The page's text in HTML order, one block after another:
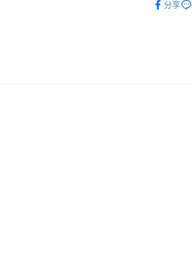
的訂單。
运送方式
分享